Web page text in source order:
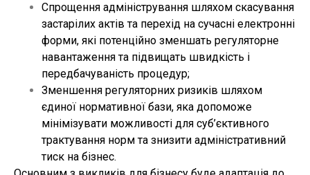
Спрощення адміністрування шляхом скасування
застарілих актів та перехід на сучасні електронні
форми, які потенційно зменшать регуляторне
навантаження та підвищать швидкість і
передбачуваність процедур;
Зменшення регуляторних ризиків шляхом
єдиної нормативної бази, яка допоможе
мінімізувати можливості для суб’єктивного
трактування норм та знизити адміністративний
тиск на бізнес.